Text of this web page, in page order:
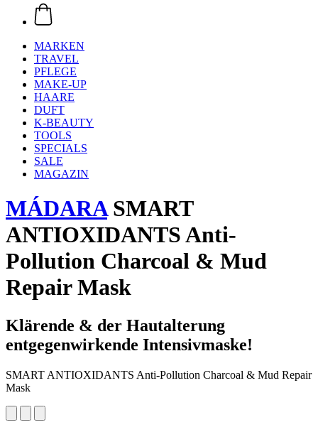
MARKEN
TRAVEL
PFLEGE
MAKE-UP
HAARE
DUFT
K-BEAUTY
TOOLS
SPECIALS
SALE
MAGAZIN
MÁDARASMART
ANTIOXIDANTS Anti-
Pollution Charcoal & Mud
Repair Mask
Klärende & der Hautalterung
entgegenwirkende Intensivmaske!
SMART ANTIOXIDANTS Anti-Pollution Charcoal & Mud Repair
Mask